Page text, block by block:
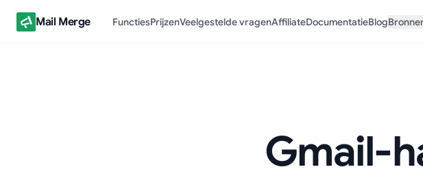
Mail Merge FunctiesPrijzenVeelgestelde vragenAffiliateDocumentatieBlog
Gmail-